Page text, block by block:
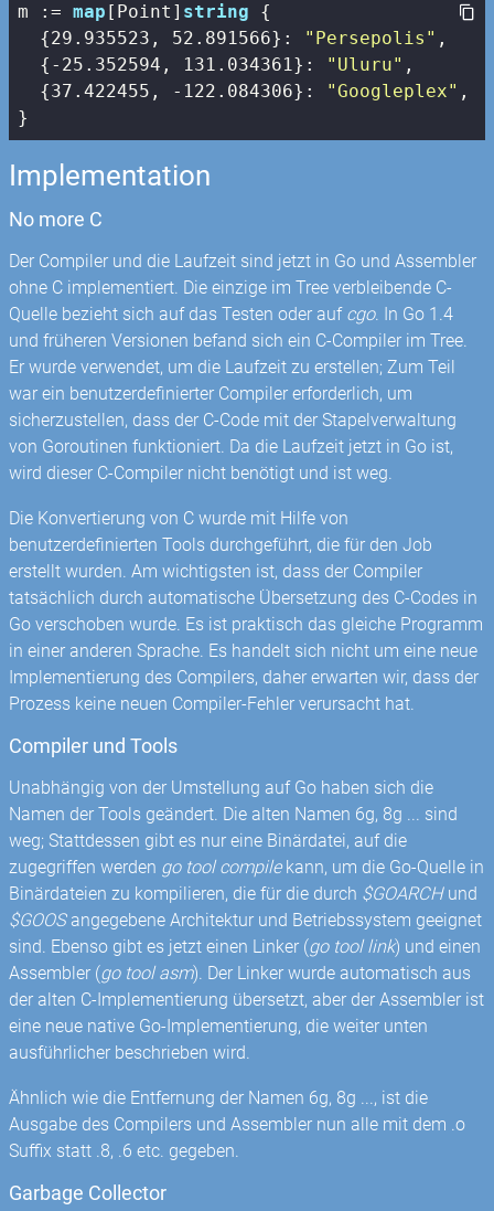
m := map [Point] string {
  {
29.935523 , 52.891566}: "Persepolis" ,
  {
-25.352594 , 131.034361}: "Uluru" ,
  {
37.422455 , -122.084306}: "Googleplex" ,
}
Implementation
No more C
Der Compiler und die Laufzeit sind jetzt in Go und Assembler
ohne C implementiert. Die einzige im Tree verbleibende C-
Quelle bezieht sich auf das Testen oder auf cgo. In Go 1.4
und früheren Versionen befand sich ein C-Compiler im Tree.
Er wurde verwendet, um die Laufzeit zu erstellen; Zum Teil
war ein benutzerdefinierter Compiler erforderlich, um
sicherzustellen, dass der C-Code mit der Stapelverwaltung
von Goroutinen funktioniert. Da die Laufzeit jetzt in Go ist,
wird dieser C-Compiler nicht benötigt und ist weg.
Die Konvertierung von C wurde mit Hilfe von
benutzerdefinierten Tools durchgeführt, die für den Job
erstellt wurden. Am wichtigsten ist, dass der Compiler
tatsächlich durch automatische Übersetzung des C-Codes in
Go verschoben wurde. Es ist praktisch das gleiche Programm
in einer anderen Sprache. Es handelt sich nicht um eine neue
Implementierung des Compilers, daher erwarten wir, dass der
Prozess keine neuen Compiler-Fehler verursacht hat.
Compiler und Tools
Unabhängig von der Umstellung auf Go haben sich die
Namen der Tools geändert. Die alten Namen 6g, 8g ... sind
weg; Stattdessen gibt es nur eine Binärdatei, auf die
zugegriffen werden go tool compilekann, um die Go-Quelle in
Binärdateien zu kompilieren, die für die durch $GOARCHund
$GOOSangegebene Architektur und Betriebssystem geeignet
sind. Ebenso gibt es jetzt einen Linker (go tool link) und einen
Assembler (go tool asm). Der Linker wurde automatisch aus
der alten C-Implementierung übersetzt, aber der Assembler ist
eine neue native Go-Implementierung, die weiter unten
ausführlicher beschrieben wird.
Ähnlich wie die Entfernung der Namen 6g, 8g ..., ist die
Ausgabe des Compilers und Assembler nun alle mit dem .o
Suffix statt .8, .6 etc. gegeben.
Garbage Collector